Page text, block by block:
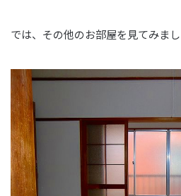
では、その他のお部屋を見てみまし